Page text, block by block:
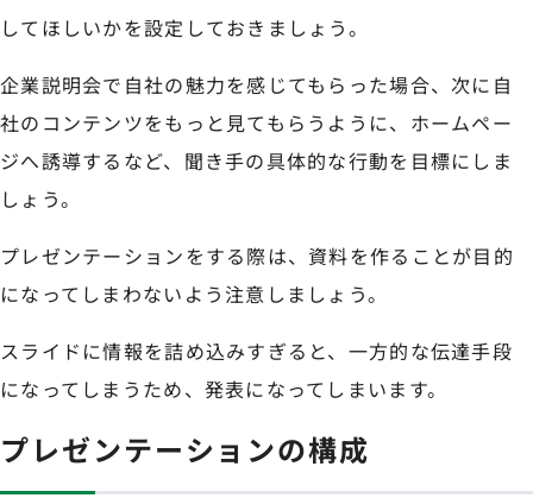
してほしいかを設定しておきましょう。
企業説明会で自社の魅力を感じてもらった場合、次に自
社のコンテンツをもっと見てもらうように、ホームペー
ジへ誘導するなど、聞き手の具体的な行動を目標にしま
しょう。
プレゼンテーションをする際は、資料を作ることが目的
になってしまわないよう注意しましょう。
スライドに情報を詰め込みすぎると、一方的な伝達手段
になってしまうため、発表になってしまいます。
プレゼンテーションの構成